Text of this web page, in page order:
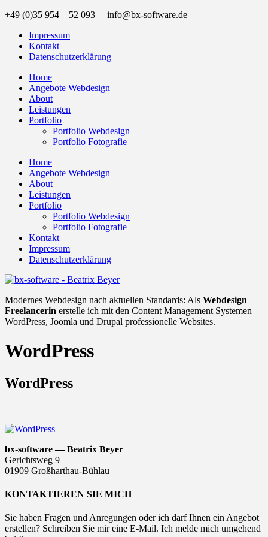
+49 (0)35 954 – 52 093 info@bx-software.de
Impressum
Kontakt
Datenschutzerklärung
Home
Angebote Webdesign
About
Leistungen
Portfolio
Portfolio Webdesign
Portfolio Fotografie
Home
Angebote Webdesign
About
Leistungen
Portfolio
Portfolio Webdesign
Portfolio Fotografie
Kontakt
Impressum
Datenschutzerklärung
Modernes Webdesign nach aktuellen Standards: Als Webdesign
Freelancerin erstelle ich mit den Content Management Systemen
WordPress, Joomla und Drupal professionelle Websites.
WordPress
WordPress
bx-software — Beatrix Beyer
Gerichtsweg 9
01909 Großharthau-Bühlau
KONTAKTIEREN SIE MICH
Sie haben Fragen und Anregungen oder ich darf Ihnen ein Angebot
erstellen? Schreiben Sie mir eine E-Mail. Ich melde mich umgehend